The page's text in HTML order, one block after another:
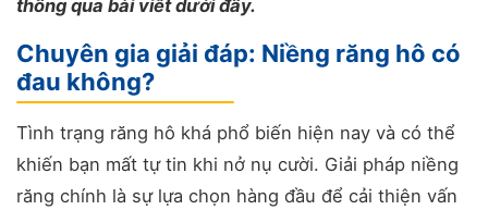
thông qua bài viết dưới đây.
Chuyên gia giải đáp: Niềng răng hô có
đau không?
Tình trạng răng hô khá phổ biến hiện nay và có thể
khiến bạn mất tự tin khi nở nụ cười. Giải pháp niềng
răng chính là sự lựa chọn hàng đầu để cải thiện vấn